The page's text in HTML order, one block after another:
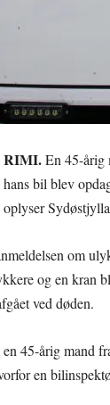
RIMI.En 45-årig
hans bil blev
oplyser
om
og en kran
ved døden.
45-årig mand
en